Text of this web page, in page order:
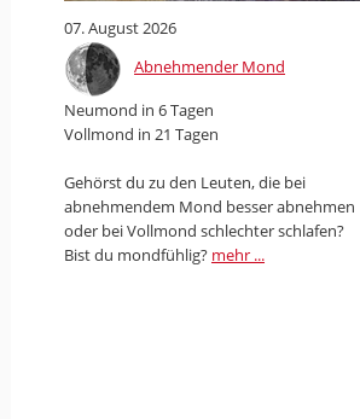
07. August 2026
Abnehmender Mond
Neumond in 6 Tagen
Vollmond in 21 Tagen
Gehörst du zu den Leuten, die bei
abnehmendem Mond besser abnehmen
oder bei Vollmond schlechter schlafen?
Bist du mondfühlig? mehr ...